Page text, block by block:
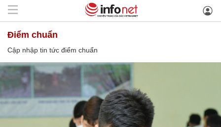
điểm chuẩn
Cập nhập tin tức điểm chuẩn